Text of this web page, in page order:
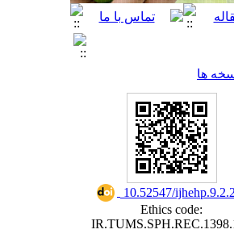
ها
10.52547/
Ethics code: